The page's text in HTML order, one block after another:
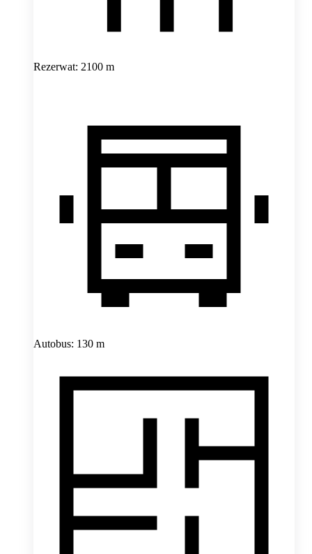
Rezerwat: 2100 m
Autobus: 130 m